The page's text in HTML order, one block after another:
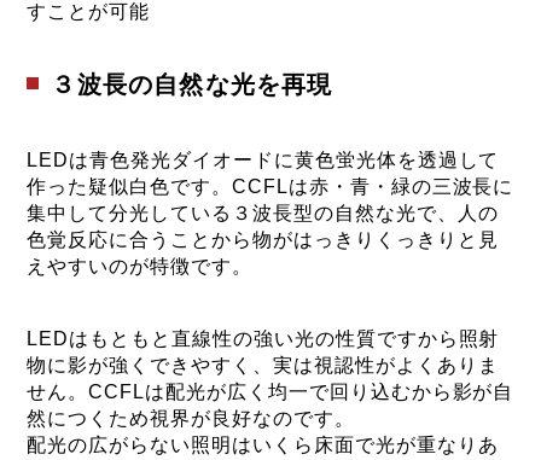
すことが可能
３波長の自然な光を再現
LEDは青色発光ダイオードに黄色蛍光体を透過して
作った疑似白色です。CCFLは赤・青・緑の三波長に
集中して分光している３波長型の自然な光で、人の
色覚反応に合うことから物がはっきりくっきりと見
えやすいのが特徴です。
LEDはもともと直線性の強い光の性質ですから照射
物に影が強くできやすく、実は視認性がよくありま
せん。CCFLは配光が広く均一で回り込むから影が自
然につくため視界が良好なのです。
配光の広がらない照明はいくら床面で光が重なりあ